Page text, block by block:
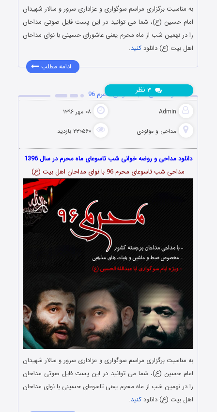
به مناسبت برگزاری مراسم سوگواری و عزاداری سرور و سالار شهیدان
امام حسین (ع)، شما می توانید در این پست فایل صوتی مداحان
را در نهمین شب از ماه محرم یعنی عاشورای حسینی با نوای مداحان
اهل بیت (ع) دانلودکنید.
ادامه مطلب
دانلود مداحی شب تاسوعای محرم 96
Admin ۰۸ مهر ۱۳۹۶
مداحی و مولودی ۲۳۰۵۶۰ بازدید
نظر
دانلود مداحی و روضه خوانی شب تاسوعای ماه محرم در سال 1396
مداحی شب تاسوعای محرم 96 با نوای مداحان اهل بیت (ع)
به مناسبت برگزاری مراسم سوگواری و عزاداری سرور و سالار شهیدان
امام حسین (ع)، شما می توانید در این پست فایل صوتی مداحان
را در نهمین شب از ماه محرم یعنی تاسوعای حسینی با نوای مداحان
اهل بیت (ع) دانلودکنید.